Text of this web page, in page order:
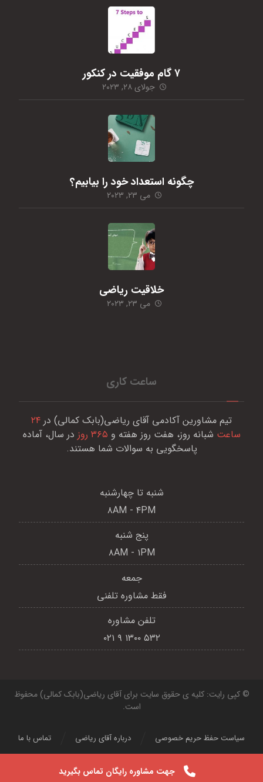
۷ گام موفقیت در کنکور
جولای ۲۸, ۲۰۲۳
چگونه استعداد خود را بیابیم؟
می ۲۳, ۲۰۲۳
خلاقیت ریاضی
می ۲۳, ۲۰۲۳
ساعت کاری
تیم مشاورین آکادمی آقای ریاضی(بابک کمالی) در ۲۴
ساعت شبانه روز، هفت روز هفته و ۳۶۵ روز
در سال، آماده
پاسخگویی به سوالات شما هستند.
شنبه تا چهارشنبه
۸AM - ۴PM
پنج شنبه
۸AM - ۱PM
جمعه
فقط مشاوره تلفنی
تلفن مشاوره
۵۳۲ ۱۳۰۰ ۹ ۰۲۱
© کپی رایت: کلیه ی حقوق سایت برای آقای ریاضی(بابک کمالی) محفوظ
است.
تماس با ما درباره آقای ریاضی سیاست حفظ حریم خصوصی
جهت مشاوره رایگان تماس بگیرید